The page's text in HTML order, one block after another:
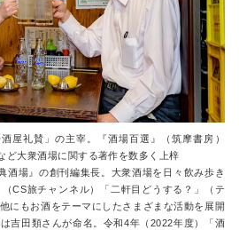
屋礼賛」の主宰。『酒場百選』（筑摩書房）
ど大衆酒場に関する著作を数多く上梓
酒場』の創刊編集長。大衆酒場を日々飲み歩き
CS旅チャンネル）「二軒目どうする？」（テ
にもお酒をテーマにしたさまざまな活動を展開
吉田類さんが命名。令和4年（2022年度）「酒